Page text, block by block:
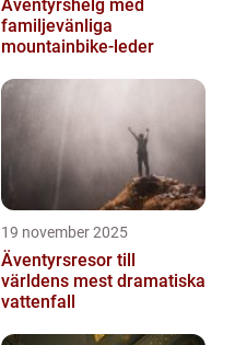
Äventyrshelg med
familjevänliga
mountainbike-leder
19 november 2025
Äventyrsresor till
världens mest dramatiska
vattenfall